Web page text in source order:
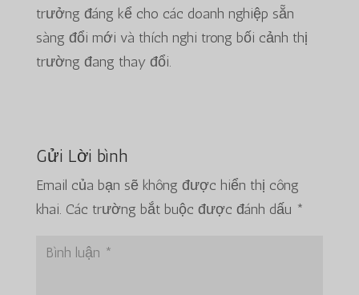
trưởng đáng kể cho các doanh nghiệp sẵn
sàng đổi mới và thích nghi trong bối cảnh thị
trường đang thay đổi.
Gửi Lời bình
Email của bạn sẽ không được hiển thị công
khai. Các trường bắt buộc được đánh dấu *